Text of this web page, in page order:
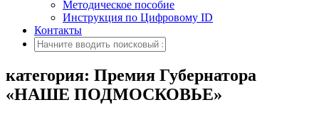
Методическое пособие
Инструкция по Цифровому ID
Контакты
категория: Премия Губернатора
«НАШЕ ПОДМОСКОВЬЕ»